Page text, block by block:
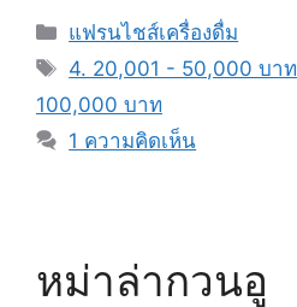
หมวด
หมู่
แฟรนไชส์เครื่องดื่ม
แท็ก
4. 20,001 - 50,000 บาท
100,000 บาท
1 ความคิดเห็น
หม่าล่ากวนอู